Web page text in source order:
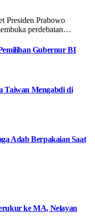
Presiden Prabowo
perdebatan…
Gubernur BI
Taiwan Mengabdi di
Adab Berpakaian Saat
ke MA, Nelayan